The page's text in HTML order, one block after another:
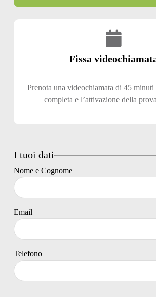
Fissa
Prenota una videochiamata di 45 minuti
completa e l’attivazione della
I tuoi dati
Nome e Cognome
Email
Telefono